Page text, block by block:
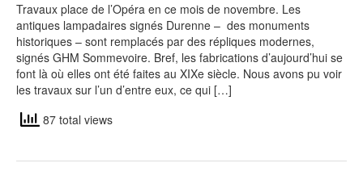
2015
Travaux place de l’Opéra en ce mois de novembre. Les
antiques lampadaires signés Durenne – des monuments
historiques – sont remplacés par des répliques modernes,
signés GHM Sommevoire. Bref, les fabrications d’aujourd’hui se
font là où elles ont été faites au XIXe siècle. Nous avons pu voir
les travaux sur l’un d’entre eux, ce qui […]
87 total views